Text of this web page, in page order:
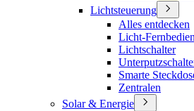
Lichtsteuerung
Alles entdecken
Licht-
Lichtschalter
Smarte
Zentralen
Solar & Energie